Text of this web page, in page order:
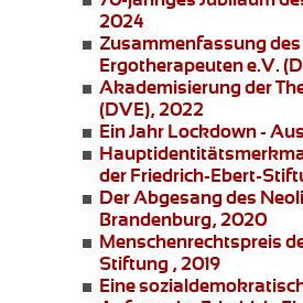
2024
Zusammenfassung
Ergotherapeuten e.V.
Akademisierung der
(DVE), 2022
Ein Jahr Lockdown -
der Friedrich-Ebert-
Der Abgesang des
Brandenburg, 2020
Menschenrechtspreis
Stiftung , 2019
Eine